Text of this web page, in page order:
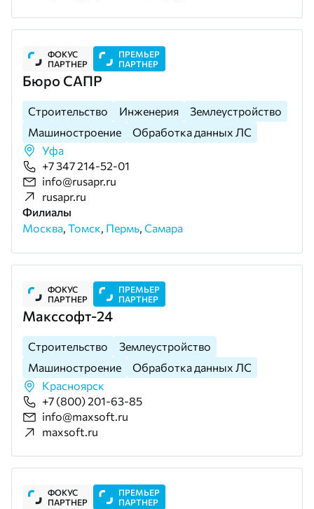
ФОКУС
ПАРТНЕР
ПРЕМЬЕР
ПАРТНЕР
Бюро САПР
Строительство Инженерия
Землеустройство
Машиностроение
Обработка данных ЛС
Уфа
+7 347 214-52-01
info@rusapr.ru
rusapr.ru
Филиалы
Москва, Томск, Пермь, Самара
ФОКУС
ПАРТНЕР
ПРЕМЬЕР
ПАРТНЕР
Макссофт-24
Строительство
Землеустройство
Машиностроение
Обработка данных ЛС
Красноярск
+7 (800) 201-63-85
info@maxsoft.ru
maxsoft.ru
ФОКУС
ПАРТНЕР
ПРЕМЬЕР
ПАРТНЕР